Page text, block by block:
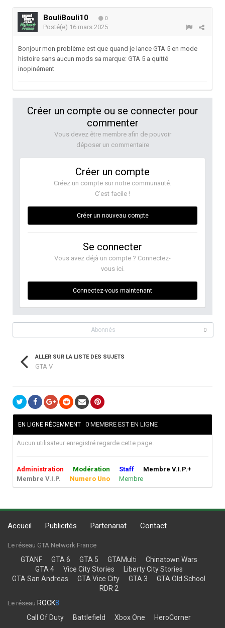
BouliBouli10 0
Posté(e) 16 mars 2025
Bonjour mon problème est que quand je lance GTA 5 en mode
histoire sans aucun mods sa marque: GTA 5 a quitté
inopinément
Créer un compte ou se connecter pour
commenter
Vous devez être membre afin de pouvoir
déposer un commentaire
Créer un compte
Créez un compte sur notre communauté.
C’est facile !
Créer un nouveau compte
Se connecter
Vous avez déjà un compte ? Connectez-
vous ici.
Connectez-vous maintenant
Abonnés 0
ALLER SUR LA LISTE DES SUJETS
GTA V
EN LIGNE RÉCEMMENT 0 MEMBRE EST EN LIGNE
Aucun utilisateur enregistré regarde cette page.
Administration Modération Staff
Membre V.I.P.+
Membre V.I.P.
Numero Uno Membre
Accueil Publicités Partenariat Contact
Le réseau GTA Network France
GTANF GTA 6 GTA 5 GTAMulti
Chinatown Wars
GTA 4
Vice City Stories
Liberty City Stories
GTA San Andreas
GTA Vice City GTA 3
GTA Old School
RDR 2
Le réseau ROCK8
Call Of Duty
Battlefield Xbox One HeroCorner